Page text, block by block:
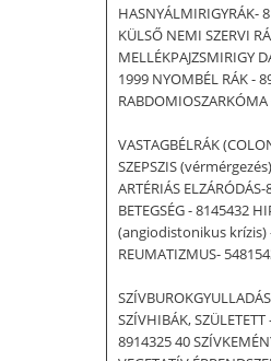
HASNYÁLMIRIGYRÁK-
KÜLSŐ NEMI SZERVI
MELLÉKPAJZSMIRIGY
1999 NYOMBÉL RÁK -
RABDOMIOSZARKÓMA
VASTAGBÉLRÁK
SZEPSZIS
ARTÉRIÁS
BETEGSÉG - 8145432
(angiodistonikus krízis) -
REUMATIZMUS-
SZÍVHIBÁK,
8914325 40